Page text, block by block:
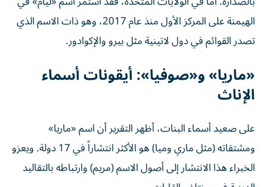
الهيمنة على المركز الأول منذ عام 2017، وهو ذات الاسم الذي
تصدر القوائم في دول لاتينية مثل بيرو والإكوادور.
«ماريا» و«صوفيا»: أيقونات أسماء
الإناث
على صعيد أسماء البنات، أظهر التقرير أن اسم «ماريا»
ومشتقاته (مثل ماري وميا) هو الأكثر انتشاراً في 17 دولة. ويعزو
الخبراء هذا الانتشار إلى أصول الاسم (مريم) وارتباطه بالتقاليد